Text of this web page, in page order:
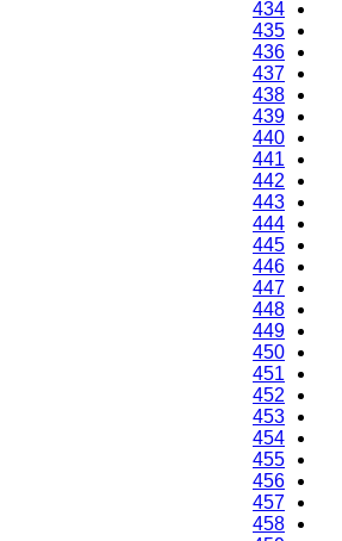
434
435
436
437
438
439
440
441
442
443
444
445
446
447
448
449
450
451
452
453
454
455
456
457
458